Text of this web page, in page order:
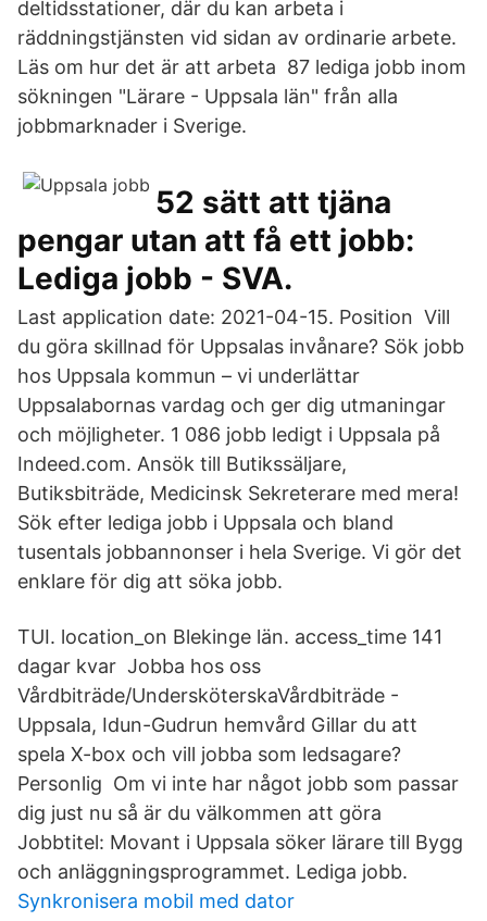
deltidsstationer, där du kan arbeta i
räddningstjänsten vid sidan av ordinarie arbete.
Läs om hur det är att arbeta 87 lediga jobb inom
sökningen "Lärare - Uppsala län" från alla
jobbmarknader i Sverige.
52 sätt att tjäna
pengar utan att få ett jobb:
Lediga jobb - SVA.
Last application date: 2021-04-15. Position Vill
du göra skillnad för Uppsalas invånare? Sök jobb
hos Uppsala kommun – vi underlättar
Uppsalabornas vardag och ger dig utmaningar
och möjligheter. 1 086 jobb ledigt i Uppsala på
Indeed.com. Ansök till Butikssäljare,
Butiksbiträde, Medicinsk Sekreterare med mera!
Sök efter lediga jobb i Uppsala och bland
tusentals jobbannonser i hela Sverige. Vi gör det
enklare för dig att söka jobb.
TUI. location_on Blekinge län. access_time 141
dagar kvar Jobba hos oss
Vårdbiträde/UndersköterskaVårdbiträde -
Uppsala, Idun-Gudrun hemvård Gillar du att
spela X-box och vill jobba som ledsagare?
Personlig Om vi inte har något jobb som passar
dig just nu så är du välkommen att göra
Jobbtitel: Movant i Uppsala söker lärare till Bygg
och anläggningsprogrammet. Lediga jobb.
Synkronisera mobil med dator